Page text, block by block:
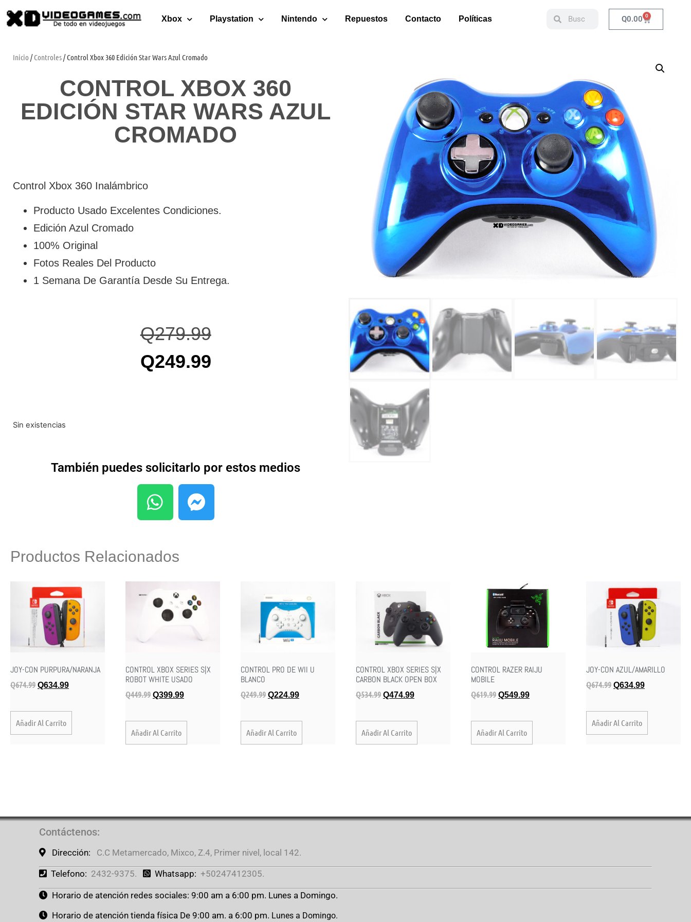
Xbox Playstation Nintendo Repuestos Contacto Políticas Q0.00 0
Inicio /Controles/ Control Xbox 360 Edición Star Wars Azul Cromado
CONTROL XBOX 360
EDICIÓN STAR WARS AZUL
CROMADO
Control Xbox 360 Inalámbrico
Producto Usado Excelentes Condiciones.
Edición Azul Cromado
100% Original
Fotos Reales Del Producto
1 Semana De Garantía Desde Su Entrega.
Q279.99
Q249.99
Sin existencias
También puedes solicitarlo por estos medios
Productos Relacionados
JOY-CON PURPURA/NARANJA
Q674.99 Q634.99
Añadir Al Carrito
CONTROL XBOX SERIES S|X
ROBOT WHITE USADO
Q449.99 Q399.99
Añadir Al Carrito
CONTROL PRO DE WII U
BLANCO
Q249.99 Q224.99
Añadir Al Carrito
CONTROL XBOX SERIES S|X
CARBON BLACK OPEN BOX
Q534.99 Q474.99
Añadir Al Carrito
CONTROL RAZER RAIJU
MOBILE
Q619.99 Q549.99
Añadir Al Carrito
JOY-CON AZUL/AMARILLO
Q674.99 Q634.99
Añadir Al Carrito
Contáctenos:
Dirección: C.C Metamercado, Mixco, Z.4, Primer nivel, local 142.
Telefono: 2432-9375. Whatsapp: +50247412305.
Horario de atención redes sociales: 9:00 am a 6:00 pm. Lunes a Domingo.
Horario de atención tienda física De 9:00 am. a 6:00 pm. Lunes a Domingo.